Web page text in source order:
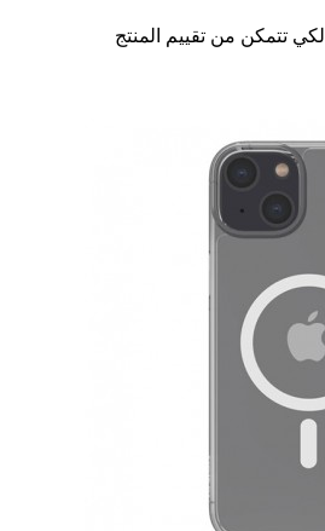
لكي تتمكن من تقييم المنتج